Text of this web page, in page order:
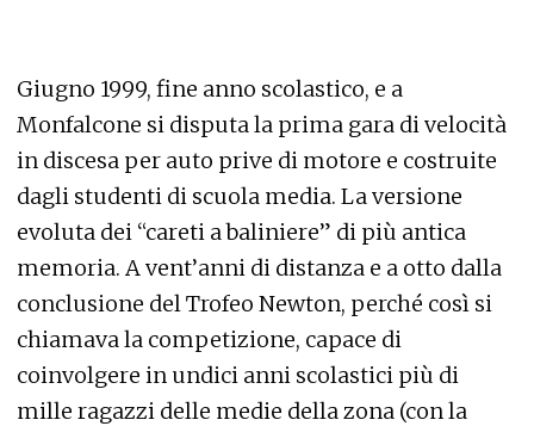
Giugno 1999, fine anno scolastico, e a
Monfalcone si disputa la prima gara di velocità
in discesa per auto prive di motore e costruite
dagli studenti di scuola media. La versione
evoluta dei “careti a baliniere” di più antica
memoria. A vent’anni di distanza e a otto dalla
conclusione del Trofeo Newton, perché così si
chiamava la competizione, capace di
coinvolgere in undici anni scolastici più di
mille ragazzi delle medie della zona (con la